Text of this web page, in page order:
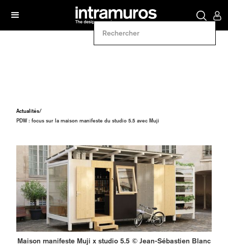
Actualités/
PDW : focus sur la maison manifeste du studio 5.5 avec Muji
Maison manifeste Muji x studio 5.5 © Jean-Sébastien Blanc